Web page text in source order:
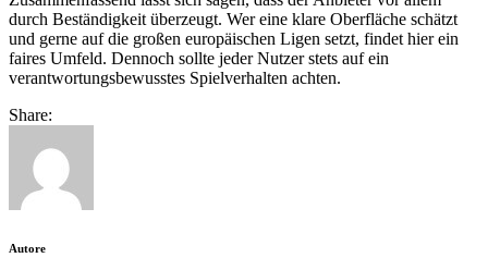
durch Beständigkeit überzeugt. Wer eine klare Oberfläche schätzt
und gerne auf die großen europäischen Ligen setzt, findet hier ein
faires Umfeld. Dennoch sollte jeder Nutzer stets auf ein
verantwortungsbewusstes Spielverhalten achten.
Share:
Autore